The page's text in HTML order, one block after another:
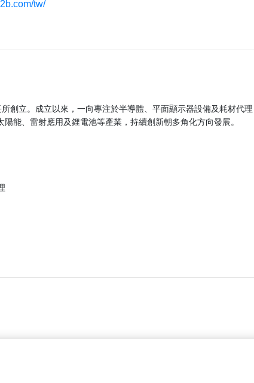
tw/
創立。成立以來，一向專注於半導體、平面顯示器設備及耗材代
能、雷射應用及鋰電池等產業，持續創新朝多角化方向發展。